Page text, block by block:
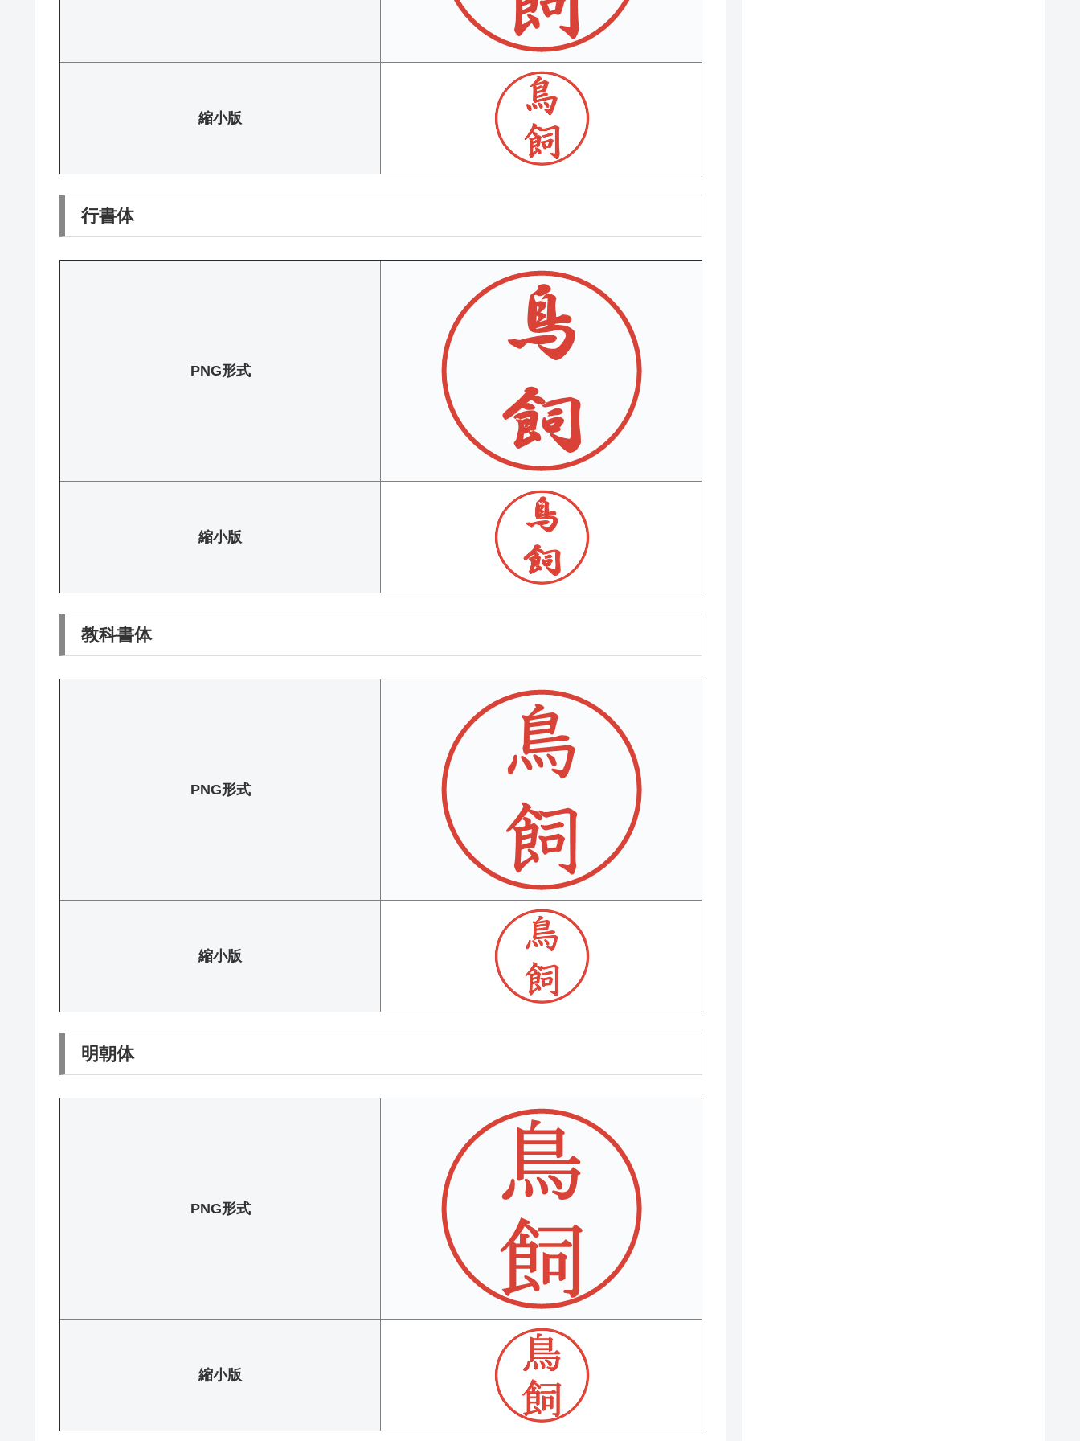
縮小版
行書体
PNG形式
縮小版
教科書体
PNG形式
縮小版
明朝体
PNG形式
縮小版